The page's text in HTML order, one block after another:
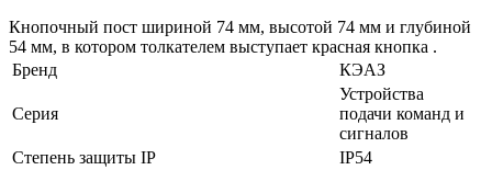
Кнопочный пост шириной 74 мм, высотой 74 мм и глубиной
54 мм, в котором толкателем выступает красная кнопка .
Бренд
КЭАЗ
Серия
Устройства
подачи команд и
сигналов
Степень защиты IP
IP54